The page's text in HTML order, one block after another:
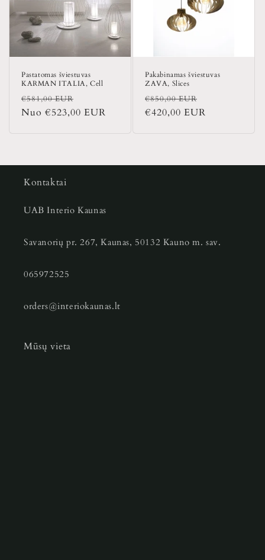
Pastatomas šviestuvas
KARMAN ITALIA, Cell
Įprasta
kaina
€581,00 EUR
kaina
Nuo €523,00 EUR
Pakabinamas šviestuvas
ZAVA, Slices
Įprasta
kaina
€850,00 EUR
kaina
€420,00 EUR
Kontaktai
UAB Interio Kaunas
Savanorių pr. 267, Kaunas, 50132 Kauno m. sav.
065972525
orders@interiokaunas.lt
Mūsų vieta